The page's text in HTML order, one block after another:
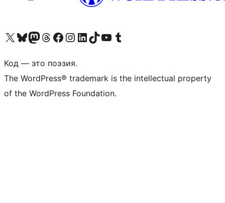
Посетите нас в X (ранее Twitter)
Посетите нашу учётную запись в Bluesky
Посетите нашу ленту в Mastodon
Посетите нашу учётную запись в Threads
Посетите нашу страницу на Facebook
Посетите наш Instagram
Посетите нашу страницу в LinkedIn
Посетите нашу учётную запись в TikTok
Посетите наш канал YouTube
Посетите нашу учётную запись в Tumblr
Код — это поэзия.
The WordPress® trademark is the intellectual property
of the WordPress Foundation.